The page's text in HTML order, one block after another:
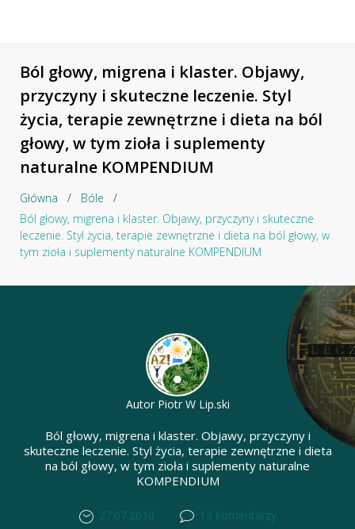
Ból głowy, migrena i klaster. Objawy,
przyczyny i skuteczne leczenie. Styl
życia, terapie zewnętrzne i dieta na ból
głowy, w tym zioła i suplementy
naturalne KOMPENDIUM
Główna / Bóle
/
Ból głowy, migrena i klaster. Objawy, przyczyny i skuteczne
leczenie. Styl życia, terapie zewnętrzne i dieta na ból głowy, w
tym zioła i suplementy naturalne KOMPENDIUM
Autor Piotr W Lip.ski
Ból głowy, migrena i klaster. Objawy, przyczyny i
skuteczne leczenie. Styl życia, terapie zewnętrzne i dieta
na ból głowy, w tym zioła i suplementy naturalne
KOMPENDIUM
27.07.2010
13 komentarzy